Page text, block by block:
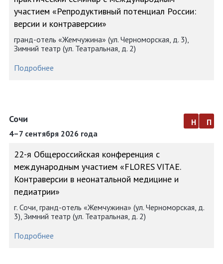
участием «Репродуктивный потенциал России:
версии и контраверсии»
гранд-отель «Жемчужина» (ул. Черноморская, д. 3),
Зимний театр (ул. Театральная, д. 2)
Подробнее
Сочи
4–7 сентября 2026 года
н п
22-я Общероссийская конференция с
международным участием «FLORES VITAE.
Контраверсии в неонатальной медицине и
педиатрии»
г. Сочи, гранд-отель «Жемчужина» (ул. Черноморская, д.
3), Зимний театр (ул. Театральная, д. 2)
Подробнее